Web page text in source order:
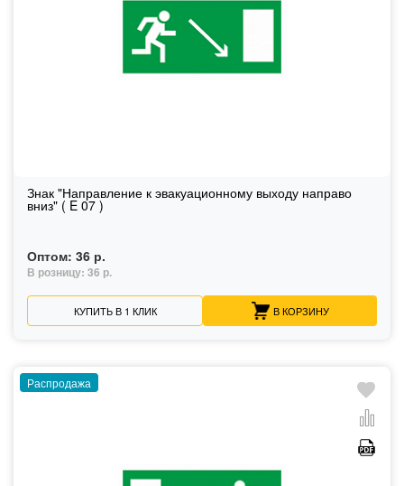
Знак "Направление к эвакуационному выходу направо
вниз" ( E 07 )
Оптом: 36 р.
В розницу: 36 р.
КУПИТЬ В 1 КЛИК В КОРЗИНУ
Распродажа